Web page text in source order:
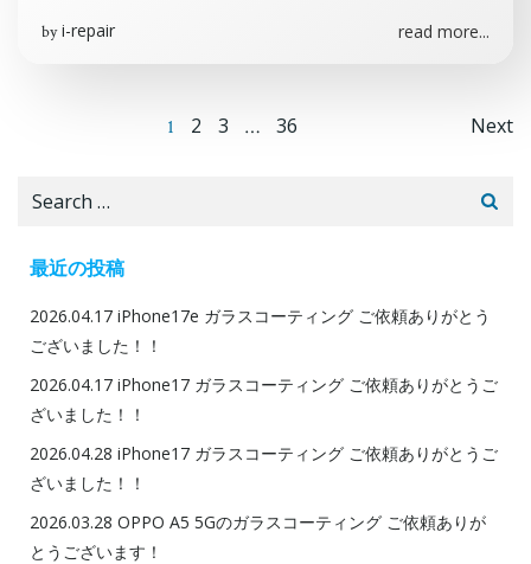
by i-repair read more...
navigation
Page
1 Page
2 Page
3 … Page
36 Next
Search
最近の投稿
2026.04.17 iPhone17e ガラスコーティング ご依頼ありがとう
ございました！！
2026.04.17 iPhone17 ガラスコーティング ご依頼ありがとうご
ざいました！！
2026.04.28 iPhone17 ガラスコーティング ご依頼ありがとうご
ざいました！！
2026.03.28 OPPO A5 5Gのガラスコーティング ご依頼ありが
とうございます！